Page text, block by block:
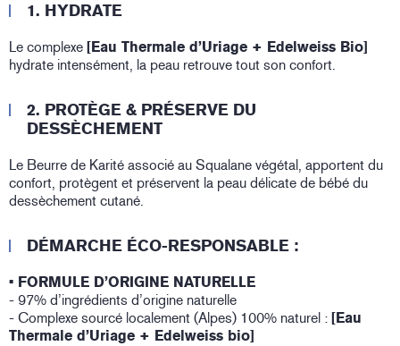
1. HYDRATE
Le complexe [Eau Thermale d’Uriage + Edelweiss Bio]
hydrate intensément, la peau retrouve tout son confort.
2. PROTÈGE & PRÉSERVE DU
DESSÈCHEMENT
Le Beurre de Karité associé au Squalane végétal, apportent du
confort, protègent et préservent la peau délicate de bébé du
dessèchement cutané.
DÉMARCHE ÉCO-RESPONSABLE :
• FORMULE D’ORIGINE NATURELLE
- 97% d’ingrédients d’origine naturelle
- Complexe sourcé localement (Alpes) 100% naturel : [Eau
Thermale d’Uriage + Edelweiss bio]